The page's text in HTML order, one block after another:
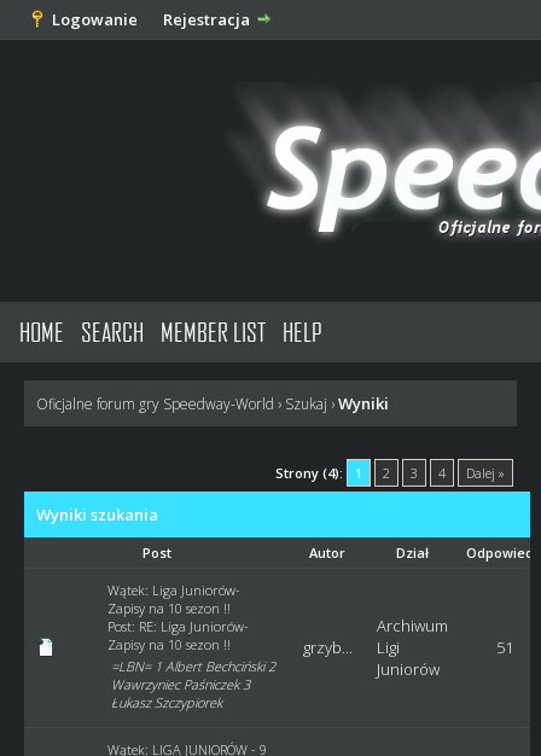
Logowanie Rejestracja
HOME SEARCH MEMBER LIST HELP
Oficjalne forum gry Speedway-World › Szukaj ›Wyniki
Strony (4): 1 2 3 4 Dalej »
Wyniki szukania
Post Autor Dział
Wątek: Liga Juniorów-
Zapisy na 10 sezon !!
Post: RE: Liga Juniorów-
Zapisy na 10 sezon !!
=LBN= 1 Albert Bechciński 2
Wawrzyniec Paśniczek 3
Łukasz Szczypiorek
grzyb...
Archiwum
Ligi
Juniorów
51
Wątek: LIGA JUNIORÓW - 9